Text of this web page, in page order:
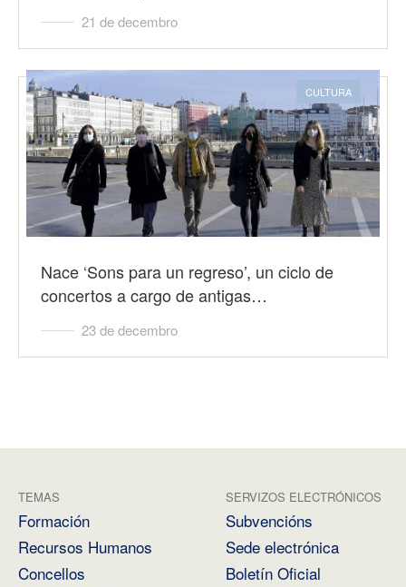
21 de decembro
CULTURA
Nace ‘Sons para un regreso’, un ciclo de
concertos a cargo de antigas…
23 de decembro
TEMAS
Formación
Recursos Humanos
Concellos
SERVIZOS ELECTRÓNICOS
Subvencións
Sede electrónica
Boletín Oficial